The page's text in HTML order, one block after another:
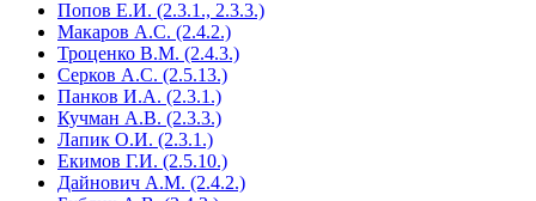
Попов Е.И. (2.3.1., 2.3.3.)
Макаров А.С. (2.4.2.)
Троценко В.М. (2.4.3.)
Серков А.С. (2.5.13.)
Панков И.А. (2.3.1.)
Кучман А.В. (2.3.3.)
Лапик О.И. (2.3.1.)
Екимов Г.И. (2.5.10.)
Дайнович А.М. (2.4.2.)